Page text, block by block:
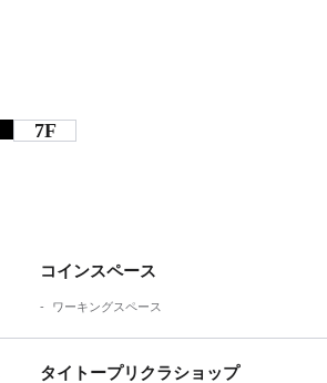
7F
コインスペース
ワーキングスペース
タイトープリクラショップ